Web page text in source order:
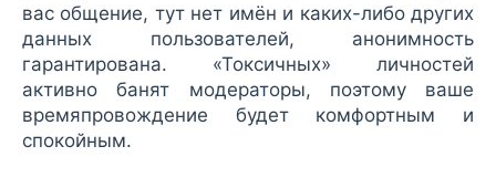
вас общение, тут нет имён и каких-либо других
данных пользователей, анонимность
гарантирована. «Токсичных» личностей
активно банят модераторы, поэтому ваше
времяпровождение будет комфортным и
спокойным.